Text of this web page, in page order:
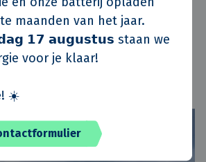
maanden van het jaar.
𝟭𝟳 𝗮𝘂𝗴𝘂𝘀𝘁𝘂𝘀 staan we
voor je klaar!
☀️
van
Klok ook de
Van de Klok in
hiervoor contact
.
bij Adriaan van Erk